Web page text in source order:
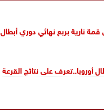
نارية بربع نهائي دوري أبطال